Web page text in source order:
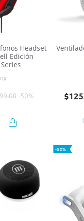
Headset
Edición
-50% Precio
-50%